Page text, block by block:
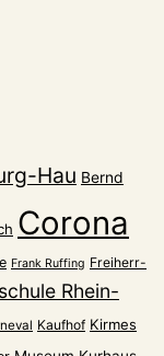
Hau Bernd
Corona
Frank Ruffing Freiherr-
Rhein-
Kaufhof Kirmes